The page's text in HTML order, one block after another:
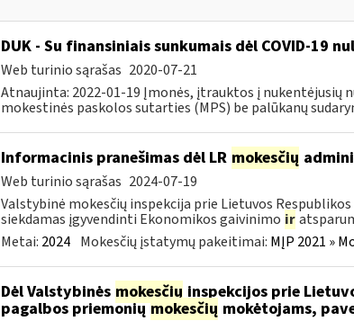
DUK - Su finansiniais sunkumais dėl COVID-19
Web turinio sąrašas 2020-07-21
Atnaujinta: 2022-01-19 Įmonės, įtrauktos į nukentėjusių
mokestinės paskolos sutarties (MPS) be palūkanų
Informacinis pranešimas dėl LR mokesčių
Web turinio sąrašas 2024-07-19
Valstybinė mokesčių inspekcija prie Lietuvos
siekdamas įgyvendinti Ekonomikos gaivinimo ir
Metai: 2024 Mokesčių įstatymų pakeitimai: MĮP 2021 »
Dėl Valstybinės mokesčiųinspekcijos prie
pagalbos priemoniųmokesčių mokėtojams,